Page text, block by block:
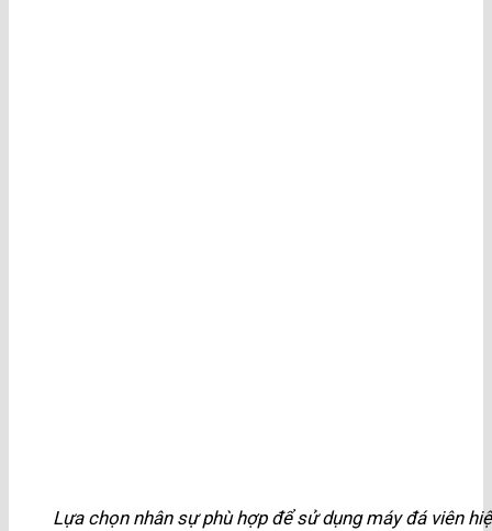
Lựa chọn nhân sự phù hợp để sử dụng máy đá viên